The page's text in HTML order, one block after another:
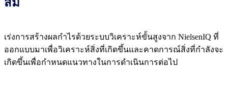
สม
เร่งการสร้างผลกําไรด้วยระบบวิเคราะห์ขั้นสูงจาก NielsenIQ ที่
ออกแบบมาเพื่อวิเคราะห์สิ่งที่เกิดขึ้นและคาดการณ์สิ่งที่กำลังจะ
เกิดขึ้นเพื่อกําหนดแนวทางในการดำเนินการต่อไป